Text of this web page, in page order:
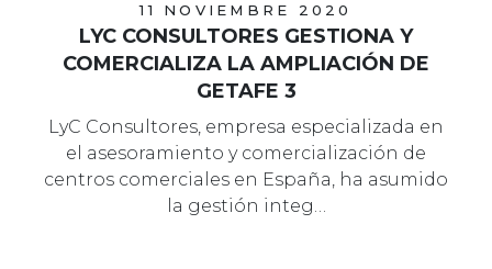
11 NOVIEMBRE 2020
LYC CONSULTORES GESTIONA Y
COMERCIALIZA LA AMPLIACIÓN DE
GETAFE 3
LyC Consultores, empresa especializada en
el asesoramiento y comercialización de
centros comerciales en España, ha asumido
la gestión integ…